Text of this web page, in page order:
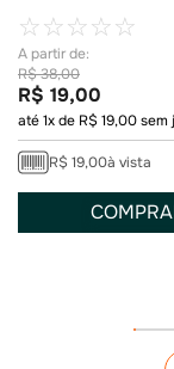
☆☆☆☆☆
R$38,00
R$ 19,00
até1x de R$19,00sem
R$ 19,00à vista